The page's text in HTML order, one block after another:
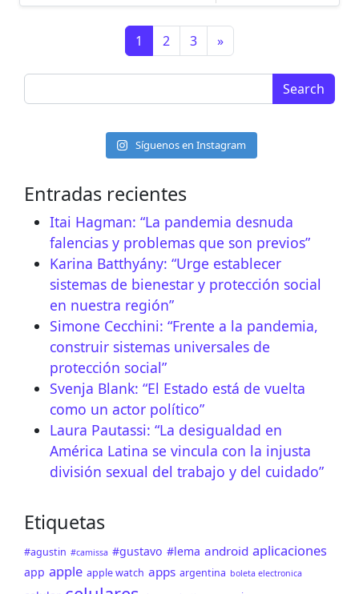
Navegación de entradas
1 2 3 »
Search for:
Síguenos en Instagram
Entradas recientes
Itai Hagman: “La pandemia desnuda
falencias y problemas que son previos”
Karina Batthyány: “Urge establecer
sistemas de bienestar y protección social
en nuestra región”
Simone Cecchini: “Frente a la pandemia,
construir sistemas universales de
protección social”
Svenja Blank: “El Estado está de vuelta
como un actor político”
Laura Pautassi: “La desigualdad en
América Latina se vincula con la injusta
división sexual del trabajo y del cuidado”
Etiquetas
#agustin #camissa #gustavo #lema android aplicaciones
app apple apple watch apps argentina boleta electronica